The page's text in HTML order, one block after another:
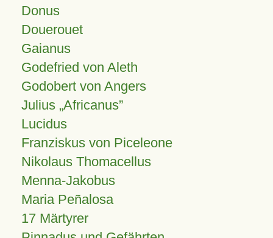
Donus
Douerouet
Gaianus
Godefried von Aleth
Godobert von Angers
Julius Africanus
Lucidus
Franziskus von Piceleone
Nikolaus Thomacellus
Menna-Jakobus
Maria Peñalosa
17 Märtyrer